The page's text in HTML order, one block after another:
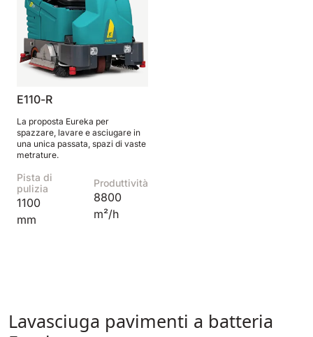
E110-R
La proposta Eureka per
spazzare, lavare e asciugare in
una unica passata, spazi di vaste
metrature.
Pista di
pulizia
1100
mm
Produttività
8800
m²/h
Lavasciuga pavimenti a batteria